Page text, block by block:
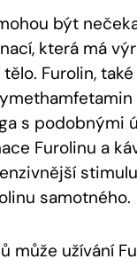
být
která má
Furolin,
s podobnými
Furolinu a
samotného.
může užívání